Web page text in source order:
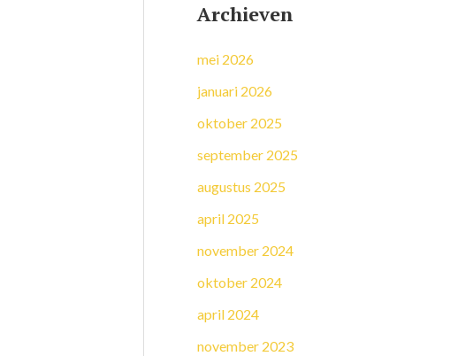
Archieven
mei 2026
januari 2026
oktober 2025
september 2025
augustus 2025
april 2025
november 2024
oktober 2024
april 2024
november 2023